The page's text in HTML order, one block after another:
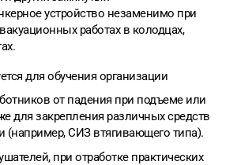
устройство незаменимо при
работах в колодцах,
для обучения организации
от падения при подъеме или
для закрепления различных средств
(например, СИЗ втягивающего типа).
при отработке практических